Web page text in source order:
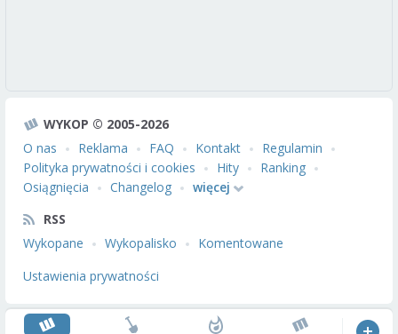
WYKOP © 2005-2026
O nas
Reklama FAQ Kontakt
Regulamin
Polityka prywatności i cookies
Hity
Ranking
Osiągnięcia
Changelog
więcej
RSS
Wykopane
Wykopalisko
Komentowane
Ustawienia prywatności